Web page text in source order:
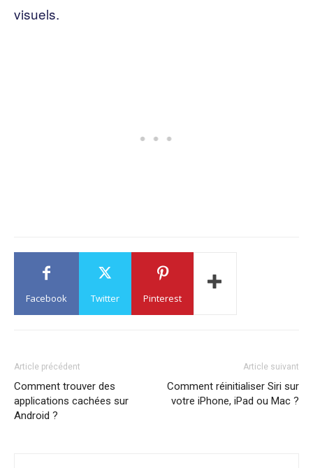
visuels.
Facebook Twitter Pinterest
Article précédent
Comment trouver des
applications cachées sur
Android ?
Article suivant
Comment réinitialiser Siri sur
votre iPhone, iPad ou Mac ?